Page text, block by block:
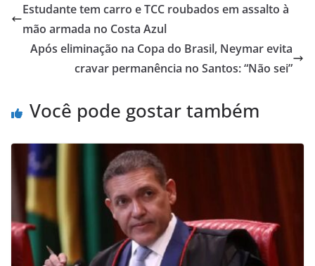
Estudante tem carro e TCC roubados em assalto à
mão armada no Costa Azul
Após eliminação na Copa do Brasil, Neymar evita
cravar permanência no Santos: “Não sei”
Você pode gostar também